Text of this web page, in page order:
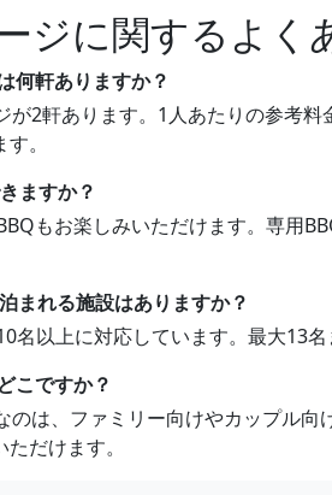
ジに関するよく
何軒ありますか？
2軒あります。1人あたりの参考
。
ますか？
もお楽しみいただけます。専用
まれる施設はありますか？
以上に対応しています。最大13
こですか？
は、ファミリー向けやカップル
だけます。